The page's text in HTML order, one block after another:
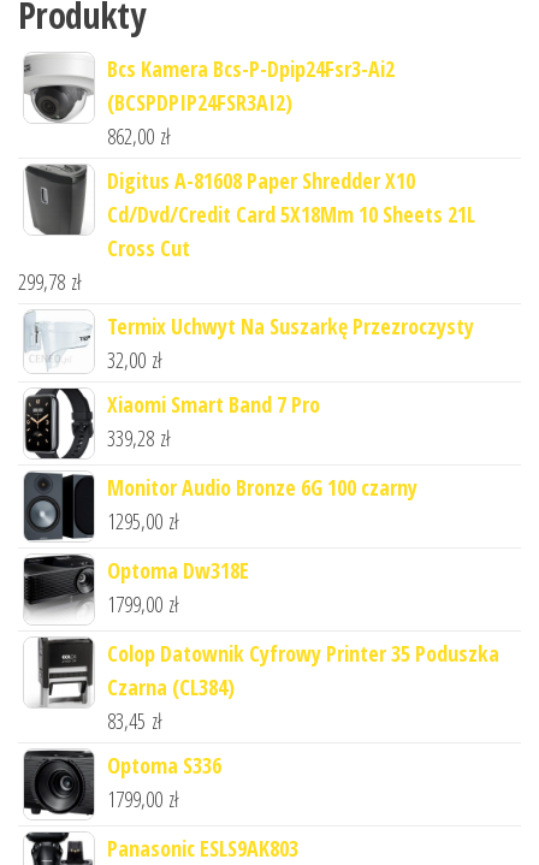
Produkty
Bcs Kamera Bcs-P-Dpip24Fsr3-Ai2
(BCSPDPIP24FSR3AI2)
862,00 zł
Digitus A-81608 Paper Shredder X10
Cd/Dvd/Credit Card 5X18Mm 10 Sheets 21L
Cross Cut
299,78 zł
Termix Uchwyt Na Suszarkę Przezroczysty
32,00 zł
Xiaomi Smart Band 7 Pro
339,28 zł
Monitor Audio Bronze 6G 100 czarny
1295,00 zł
Optoma Dw318E
1799,00 zł
Colop Datownik Cyfrowy Printer 35 Poduszka
Czarna (CL384)
83,45 zł
Optoma S336
1799,00 zł
Panasonic ESLS9AK803